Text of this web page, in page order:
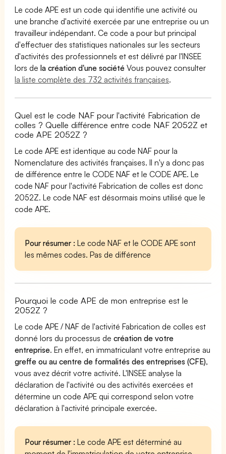
Le code APE est un code qui identifie une activité ou
une branche d'activité exercée par une entreprise ou un
travailleur indépendant. Ce code a pour but principal
d'effectuer des statistiques nationales sur les secteurs
d'activités des professionnels et est délivré par l'INSEE
lors dela création d'une société Vous pouvez consulter
la liste complète des 732 activités françaises.
Quel est le code NAF pour l'activité Fabrication de
colles ? Quelle différence entre code NAF 2052Z et
code APE 2052Z ?
Le code APE est identique au code NAF pour la
Nomenclature des activités françaises. Il n'y a donc pas
de différence entre le CODE NAF et le CODE APE. Le
code NAF pour l'activité Fabrication de colles est donc
2052Z. Le code NAF est désormais moins utilisé que le
code APE.
Pour résumer : Le code NAF et le CODE APE sont
les mêmes codes. Pas de différence
Pourquoi le code APE de mon entreprise est le
2052Z ?
Le code APE / NAF de l'activité Fabrication de colles est
donné lors du processus decréation de votre
entreprise. En effet, en immatriculant votre entreprise au
greffe ou au centre de formalités des entreprises (CFE),
vous avez décrit votre activité. L'INSEE analyse la
déclaration de l'activité ou des activités exercées et
détermine un code APE qui correspond selon votre
déclaration à l'activité principale exercée.
Pour résumer : Le code APE est déterminé au